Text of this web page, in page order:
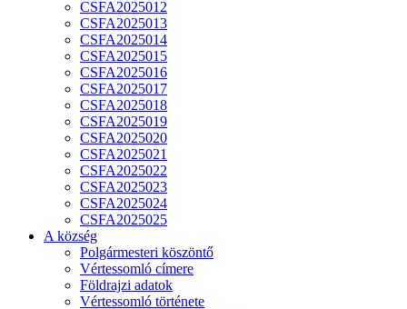
CSFA2025012
CSFA2025013
CSFA2025014
CSFA2025015
CSFA2025016
CSFA2025017
CSFA2025018
CSFA2025019
CSFA2025020
CSFA2025021
CSFA2025022
CSFA2025023
CSFA2025024
CSFA2025025
A község
Polgármesteri köszöntő
Vértessomló címere
Földrajzi adatok
Vértessomló története